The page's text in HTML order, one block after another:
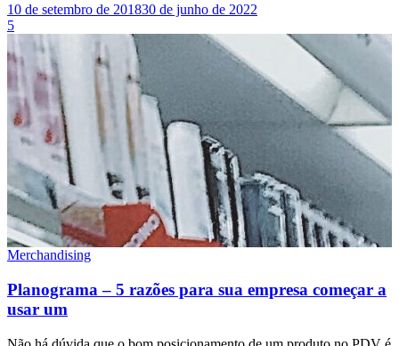
10 de setembro de 201830 de junho de 2022
5
Merchandising
Planograma – 5 razões para sua empresa começar a
usar um